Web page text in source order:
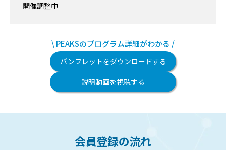
開催調整中
\ PEAKSのプログラム詳細がわかる /
パンフレットをダウンロードする
説明動画を視聴する
会員登録の流れ